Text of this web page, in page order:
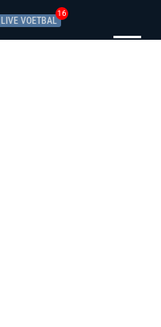
LIVE VOETBAL
16